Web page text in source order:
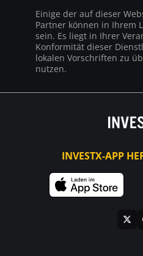
Einige der auf dieser
Partner können in Ihrem
sein. Es liegt in Ihrer
Konformität dieser
lokalen Vorschriften zu
nutzen.
INVESTX-APP